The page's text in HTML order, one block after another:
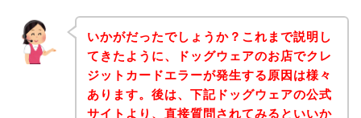
いかがだったでしょうか？これまで説明し
てきたように、ドッグウェアのお店でクレ
ジットカードエラーが発生する原因は様々
あります。後は、下記ドッグウェアの公式
サイトより、直接質問されてみるといいか